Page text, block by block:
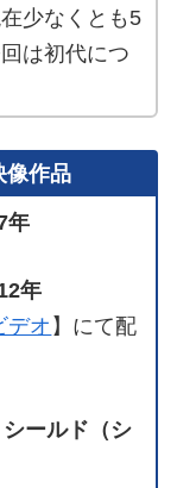
少なくとも5
は初代につ
像作品
年
年
デオ 】にて配
ールド（シ